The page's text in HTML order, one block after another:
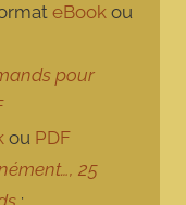
eBook ou
pour
ou PDF
25